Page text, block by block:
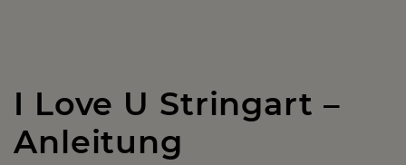
I Love U Stringart –
Anleitung